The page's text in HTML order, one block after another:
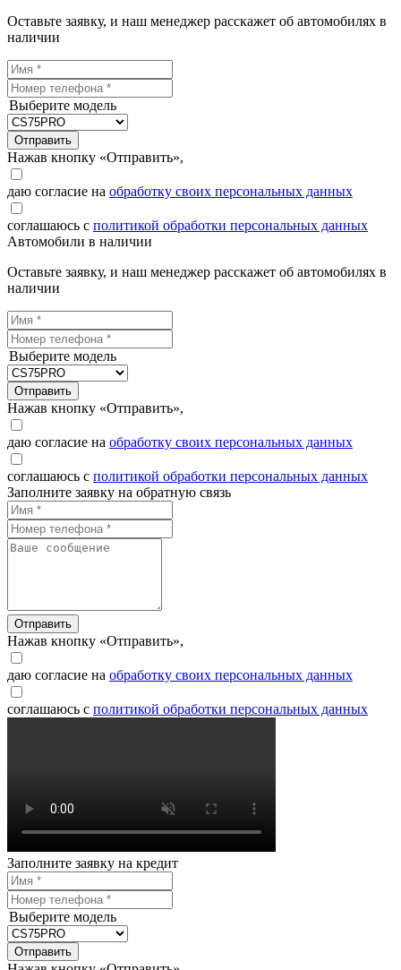
Оставьте заявку, и наш менеджер расскажет об автомобилях в
наличии
Выберите модель
Отправить
Нажав кнопку «Отправить»,
даю согласие на обработку своих персональных данных
соглашаюсь с политикой обработки персональных данных
Автомобили в наличии
Оставьте заявку, и наш менеджер расскажет об автомобилях в
наличии
Выберите модель
Отправить
Нажав кнопку «Отправить»,
даю согласие на обработку своих персональных данных
соглашаюсь с политикой обработки персональных данных
Заполните заявку на обратную связь
Отправить
Нажав кнопку «Отправить»,
даю согласие на обработку своих персональных данных
соглашаюсь с политикой обработки персональных данных
Заполните заявку на кредит
Выберите модель
Отправить